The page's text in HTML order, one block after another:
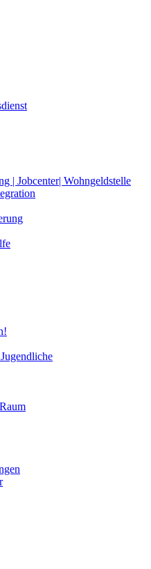
| Jobcenter| Wohngeldstelle